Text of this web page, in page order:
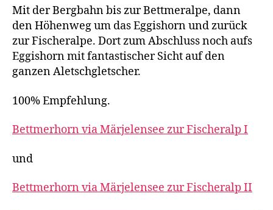
Mit der Bergbahn bis zur Bettmeralpe, dann
den Höhenweg um das Eggishorn und zurück
zur Fischeralpe. Dort zum Abschluss noch aufs
Eggishorn mit fantastischer Sicht auf den
ganzen Aletschgletscher.
100% Empfehlung.
Bettmerhorn via Märjelensee zur Fischeralp I
und
Bettmerhorn via Märjelensee zur Fischeralp II